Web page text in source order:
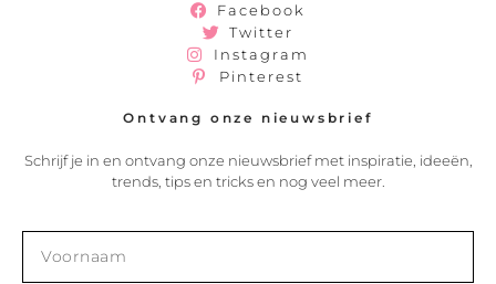
Facebook
Twitter
Instagram
Pinterest
Ontvang onze nieuwsbrief
Schrijf je in en ontvang onze nieuwsbrief met inspiratie, ideeën,
trends, tips en tricks en nog veel meer.